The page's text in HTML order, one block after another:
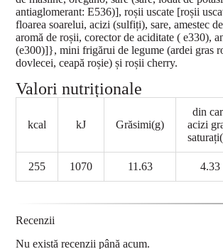
antiaglomerant: E536)], roșii uscate [roșii
floarea soarelui, acizi (sulfiți), sare, amestec
aromă de roșii, corector de aciditate ( e330),
(e300)]}, mini frigărui de legume (ardei gras
dovlecei, ceapă roșie) și roșii cherry.
Valori nutriționale
kcal kJ Grăsimi(g)
din
acizi
255 1070 11.63 4.33
Recenzii
Nu există recenzii până acum.